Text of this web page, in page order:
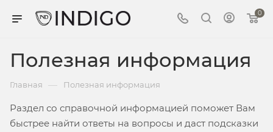
0
Полезная информация
Главная — Полезная информация
Раздел со справочной информацией поможет Вам
быстрее найти ответы на вопросы и даст подсказки